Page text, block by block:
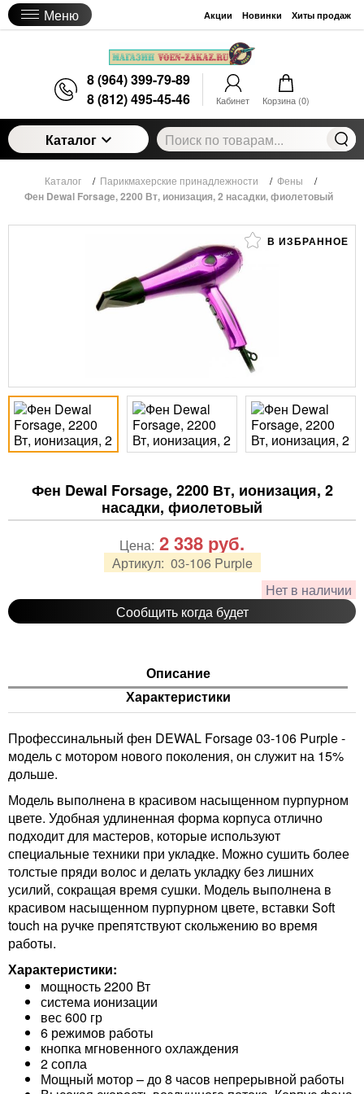
Меню Акции Новинки Хиты продаж
8 (964) 399-79-89
8 (812) 495-45-46
Кабинет Корзина (0)
Каталог
Каталог / Парикмахерские принадлежности / Фены /
Фен Dewal Forsage, 2200 Вт, ионизация, 2 насадки, фиолетовый
В ИЗБРАННОЕ
Фен Dewal Forsage, 2200 Вт, ионизация, 2
насадки, фиолетовый
Артикул: 03-106 Purple
Нет в наличии
Сообщить когда будет
Цена: 2 338 руб.
Описание
Характеристики
Профессинальный фен DEWAL Forsage 03-106 Purple -
модель с мотором нового поколения, он служит на 15%
дольше.
Модель выполнена в красивом насыщенном пурпурном
цвете. Удобная удлиненная форма корпуса отлично
подходит для мастеров, которые используют
специальные техники при укладке. Можно сушить более
толстые пряди волос и делать укладку без лишних
усилий, сокращая время сушки. Модель выполнена в
красивом насыщенном пурпурном цвете, вставки Soft
touch на ручке препятствуют скольжению во время
работы.
Характеристики:
мощность 2200 Вт
система ионизации
вес 600 гр
6 режимов работы
кнопка мгновенного охлаждения
2 сопла
Мощный мотор – до 8 часов непрерывной работы